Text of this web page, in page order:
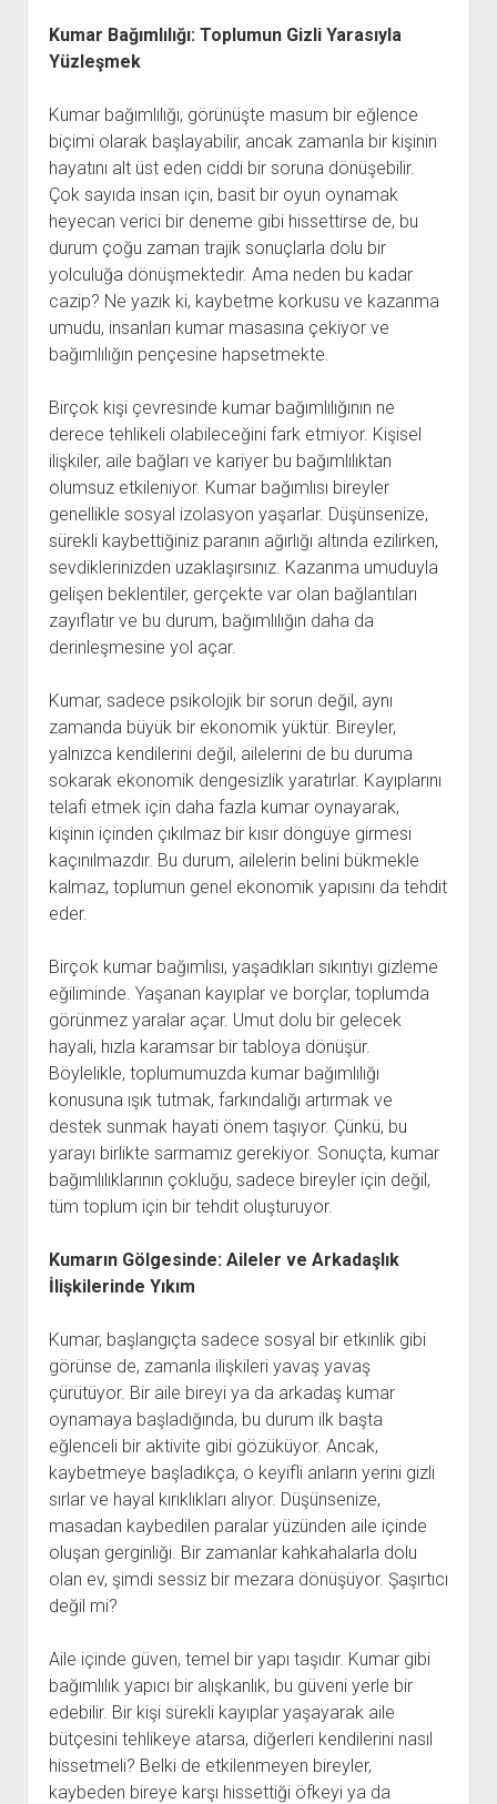
Kumar Bağımlılığı: Toplumun Gizli Yarasıyla
Yüzleşmek
Kumar bağımlılığı, görünüşte masum bir eğlence
biçimi olarak başlayabilir, ancak zamanla bir kişinin
hayatını alt üst eden ciddi bir soruna dönüşebilir.
Çok sayıda insan için, basit bir oyun oynamak
heyecan verici bir deneme gibi hissettirse de, bu
durum çoğu zaman trajik sonuçlarla dolu bir
yolculuğa dönüşmektedir. Ama neden bu kadar
cazip? Ne yazık ki, kaybetme korkusu ve kazanma
umudu, insanları kumar masasına çekiyor ve
bağımlılığın pençesine hapsetmekte.
Birçok kişi çevresinde kumar bağımlılığının ne
derece tehlikeli olabileceğini fark etmiyor. Kişisel
ilişkiler, aile bağları ve kariyer bu bağımlılıktan
olumsuz etkileniyor. Kumar bağımlısı bireyler
genellikle sosyal izolasyon yaşarlar. Düşünsenize,
sürekli kaybettiğiniz paranın ağırlığı altında ezilirken,
sevdiklerinizden uzaklaşırsınız. Kazanma umuduyla
gelişen beklentiler, gerçekte var olan bağlantıları
zayıflatır ve bu durum, bağımlılığın daha da
derinleşmesine yol açar.
Kumar, sadece psikolojik bir sorun değil, aynı
zamanda büyük bir ekonomik yüktür. Bireyler,
yalnızca kendilerini değil, ailelerini de bu duruma
sokarak ekonomik dengesizlik yaratırlar. Kayıplarını
telafi etmek için daha fazla kumar oynayarak,
kişinin içinden çıkılmaz bir kısır döngüye girmesi
kaçınılmazdır. Bu durum, ailelerin belini bükmekle
kalmaz, toplumun genel ekonomik yapısını da tehdit
eder.
Birçok kumar bağımlısı, yaşadıkları sıkıntıyı gizleme
eğiliminde. Yaşanan kayıplar ve borçlar, toplumda
görünmez yaralar açar. Umut dolu bir gelecek
hayali, hızla karamsar bir tabloya dönüşür.
Böylelikle, toplumumuzda kumar bağımlılığı
konusuna ışık tutmak, farkındalığı artırmak ve
destek sunmak hayati önem taşıyor. Çünkü, bu
yarayı birlikte sarmamız gerekiyor. Sonuçta, kumar
bağımlılıklarının çokluğu, sadece bireyler için değil,
tüm toplum için bir tehdit oluşturuyor.
Kumarın Gölgesinde: Aileler ve Arkadaşlık
İlişkilerinde Yıkım
Kumar, başlangıçta sadece sosyal bir etkinlik gibi
görünse de, zamanla ilişkileri yavaş yavaş
çürütüyor. Bir aile bireyi ya da arkadaş kumar
oynamaya başladığında, bu durum ilk başta
eğlenceli bir aktivite gibi gözüküyor. Ancak,
kaybetmeye başladıkça, o keyifli anların yerini gizli
sırlar ve hayal kırıklıkları alıyor. Düşünsenize,
masadan kaybedilen paralar yüzünden aile içinde
oluşan gerginliği. Bir zamanlar kahkahalarla dolu
olan ev, şimdi sessiz bir mezara dönüşüyor. Şaşırtıcı
değil mi?
Aile içinde güven, temel bir yapı taşıdır. Kumar gibi
bağımlılık yapıcı bir alışkanlık, bu güveni yerle bir
edebilir. Bir kişi sürekli kayıplar yaşayarak aile
bütçesini tehlikeye atarsa, diğerleri kendilerini nasıl
hissetmeli? Belki de etkilenmeyen bireyler,
kaybeden bireye karşı hissettiği öfkeyi ya da